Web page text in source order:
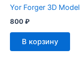
Yor Forger 3D Model
800₽
В корзину